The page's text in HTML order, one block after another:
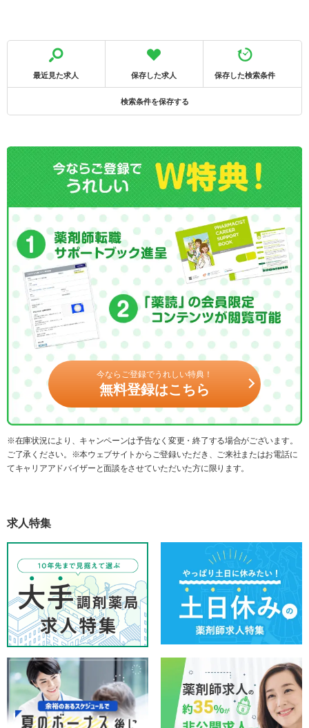
最近見た求人 保存した求人 保存した検索条件
検索条件を保存する
今ならご登録でうれしい特典！
無料登録はこちら
※在庫状況により、キャンペーンは予告なく変更・終了する場合がございます。
ご了承ください。※本ウェブサイトからご登録いただき、ご来社またはお電話に
てキャリアアドバイザーと面談をさせていただいた方に限ります。
求人特集